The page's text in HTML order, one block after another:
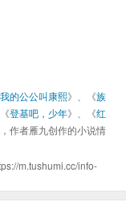
我的公公叫康熙》、《族
登基吧，少年》、《红
作者雁九创作的小说情
m.tushumi.cc/info-